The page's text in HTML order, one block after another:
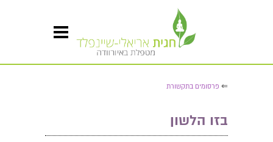
⇐ פרסומים בתקשורת
בזו הלשון